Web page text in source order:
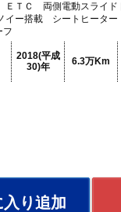
ＴＣ 両側電動スライ
ー搭載 シートヒーター
フ
2018(平成
30)年
6.3万Km
入り追加